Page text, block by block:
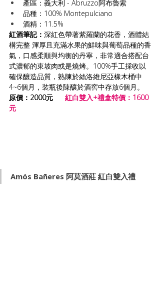
產區：義大利 - Abruzzo阿布魯索
品種： 100% Montepulciano
酒精：11.5%
紅酒筆記： 深紅色帶著紫羅蘭的花香，酒體結
構完整 渾厚且充滿水果的鮮味與葡萄品種的香
氣，口感柔順與均衡的丹寧，非常適合搭配台
式濃郁的東坡肉或是燒烤。100%手工採收以
確保釀造品質，熟陳於絲洛維尼亞橡木桶中
4~6個月，裝瓶後陳釀於酒窖中存放6個月。
原價：2000元
紅白雙入+禮盒特價：1600
元
Amós Bañeres 阿莫酒莊 紅白雙入禮